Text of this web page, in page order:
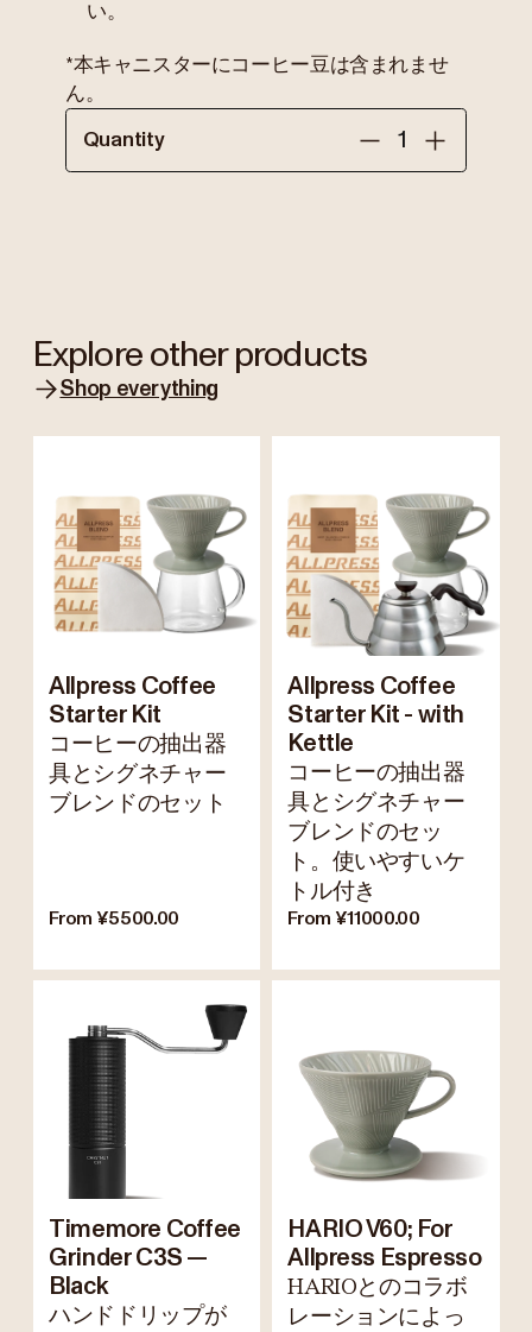
い。
*本キャニスターにコーヒー豆は含まれませ
ん。
Quantity
Explore other products
Shop everything
Allpress Coffee
Starter Kit
コーヒーの抽出器
具とシグネチャー
ブレンドのセット
From ¥5500.00
Allpress Coffee
Starter Kit - with
Kettle
コーヒーの抽出器
具とシグネチャー
ブレンドのセッ
ト。使いやすいケ
トル付き
From ¥11000.00
Timemore Coffee
Grinder C3S —
Black
ハンドドリップが
HARIO V60; For
Allpress Espresso
HARIOとのコラボ
レーションによっ